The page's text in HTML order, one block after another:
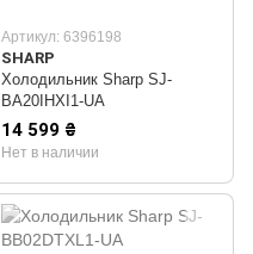
Артикул: 6396198
SHARP
Холодильник Sharp SJ-
BA20IHXI1-UA
14 599 ₴
Нет в наличии